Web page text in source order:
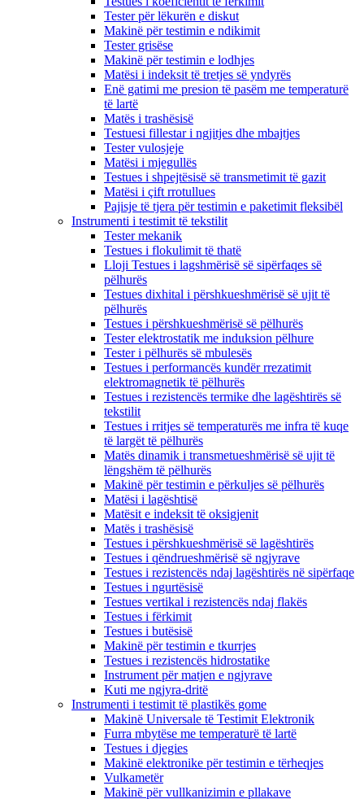
Tester për lëkurën e diskut
Makinë për testimin e ndikimit
Tester grisëse
Makinë për testimin e lodhjes
Matësi i indeksit të tretjes së yndyrës
Enë gatimi me presion të pasëm me temperaturë
të lartë
Matës i trashësisë
Testuesi fillestar i ngjitjes dhe mbajtjes
Tester vulosjeje
Matësi i mjegullës
Testues i shpejtësisë së transmetimit të gazit
Matësi i çift rrotullues
Pajisje të tjera për testimin e paketimit fleksibël
Instrumenti i testimit të tekstilit
Tester mekanik
Testues i flokulimit të thatë
Lloji Testues i lagshmërisë së sipërfaqes së
pëlhurës
Testues dixhital i përshkueshmërisë së ujit të
pëlhurës
Testues i përshkueshmërisë së pëlhurës
Tester elektrostatik me induksion pëlhure
Tester i pëlhurës së mbulesës
Testues i performancës kundër rrezatimit
elektromagnetik të pëlhurës
Testues i rezistencës termike dhe lagështirës së
tekstilit
Testues i rritjes së temperaturës me infra të kuqe
të largët të pëlhurës
Matës dinamik i transmetueshmërisë së ujit të
lëngshëm të pëlhurës
Makinë për testimin e përkuljes së pëlhurës
Matësi i lagështisë
Matësit e indeksit të oksigjenit
Matës i trashësisë
Testues i përshkueshmërisë së lagështirës
Testues i qëndrueshmërisë së ngjyrave
Testues i rezistencës ndaj lagështirës në sipërfaqe
Testues i ngurtësisë
Testues vertikal i rezistencës ndaj flakës
Testues i fërkimit
Testues i butësisë
Makinë për testimin e tkurrjes
Testues i rezistencës hidrostatike
Instrument për matjen e ngjyrave
Kuti me ngjyra-dritë
Instrumenti i testimit të plastikës gome
Makinë Universale të Testimit Elektronik
Furra mbytëse me temperaturë të lartë
Testues i djegies
Makinë elektronike për testimin e tërheqjes
Vulkametër
Makinë për vullkanizimin e pllakave